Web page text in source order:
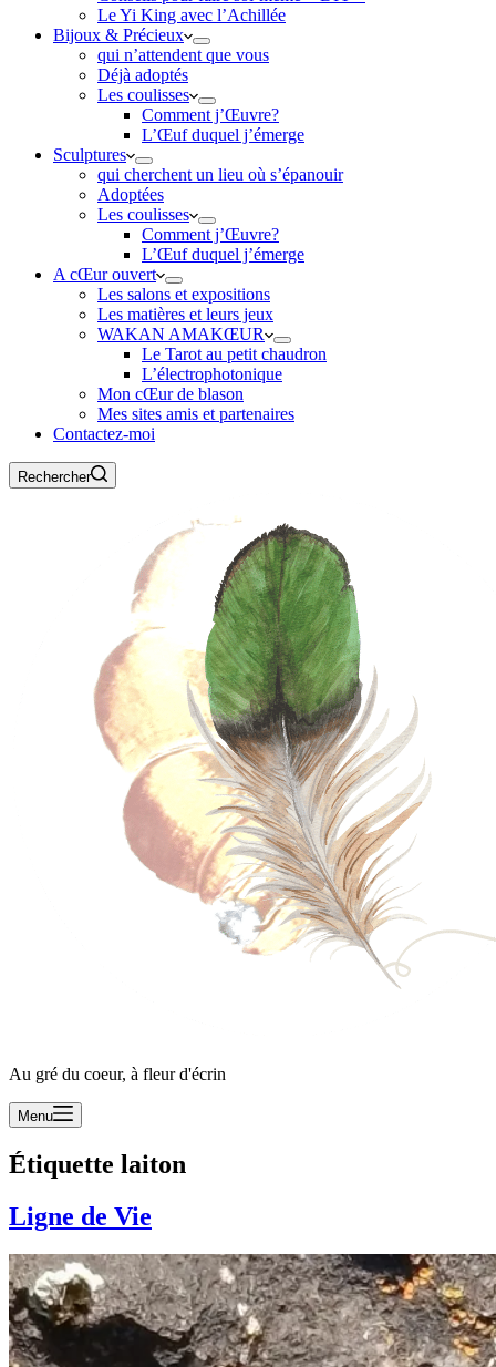
Le Yi King avec l’Achillée
Bijoux & Précieux
qui n’attendent que vous
Déjà adoptés
Les coulisses
Comment j’Œuvre?
L’Œuf duquel j’émerge
Sculptures
qui cherchent un lieu où s’épanouir
Adoptées
Les coulisses
Comment j’Œuvre?
L’Œuf duquel j’émerge
A cŒur ouvert
Les salons et expositions
Les matières et leurs jeux
WAKAN AMAKŒUR
Le Tarot au petit chaudron
L’électrophotonique
Mon cŒur de blason
Mes sites amis et partenaires
Contactez-moi
Rechercher
Au gré du coeur, à fleur d'écrin
Menu
Étiquette laiton
Ligne de Vie